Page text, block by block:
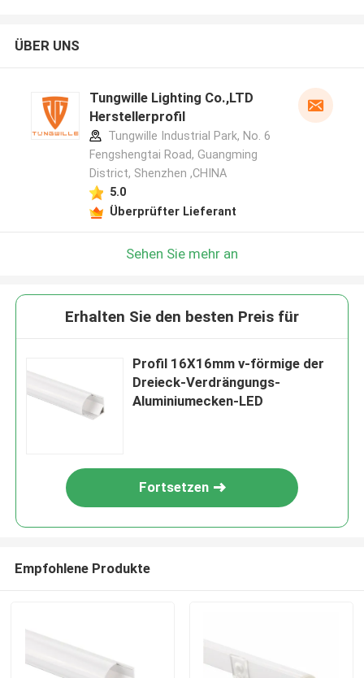
ÜBER UNS
Tungwille Lighting Co.,LTD
Herstellerprofil
Tungwille Industrial Park, No. 6
Fengshengtai Road, Guangming
District, Shenzhen ,CHINA
5.0
Überprüfter Lieferant
Sehen Sie mehr an
Erhalten Sie den besten Preis für
Profil 16X16mm v-förmige der
Dreieck-Verdrängungs-
Aluminiumecken-LED
Fortsetzen
Empfohlene Produkte